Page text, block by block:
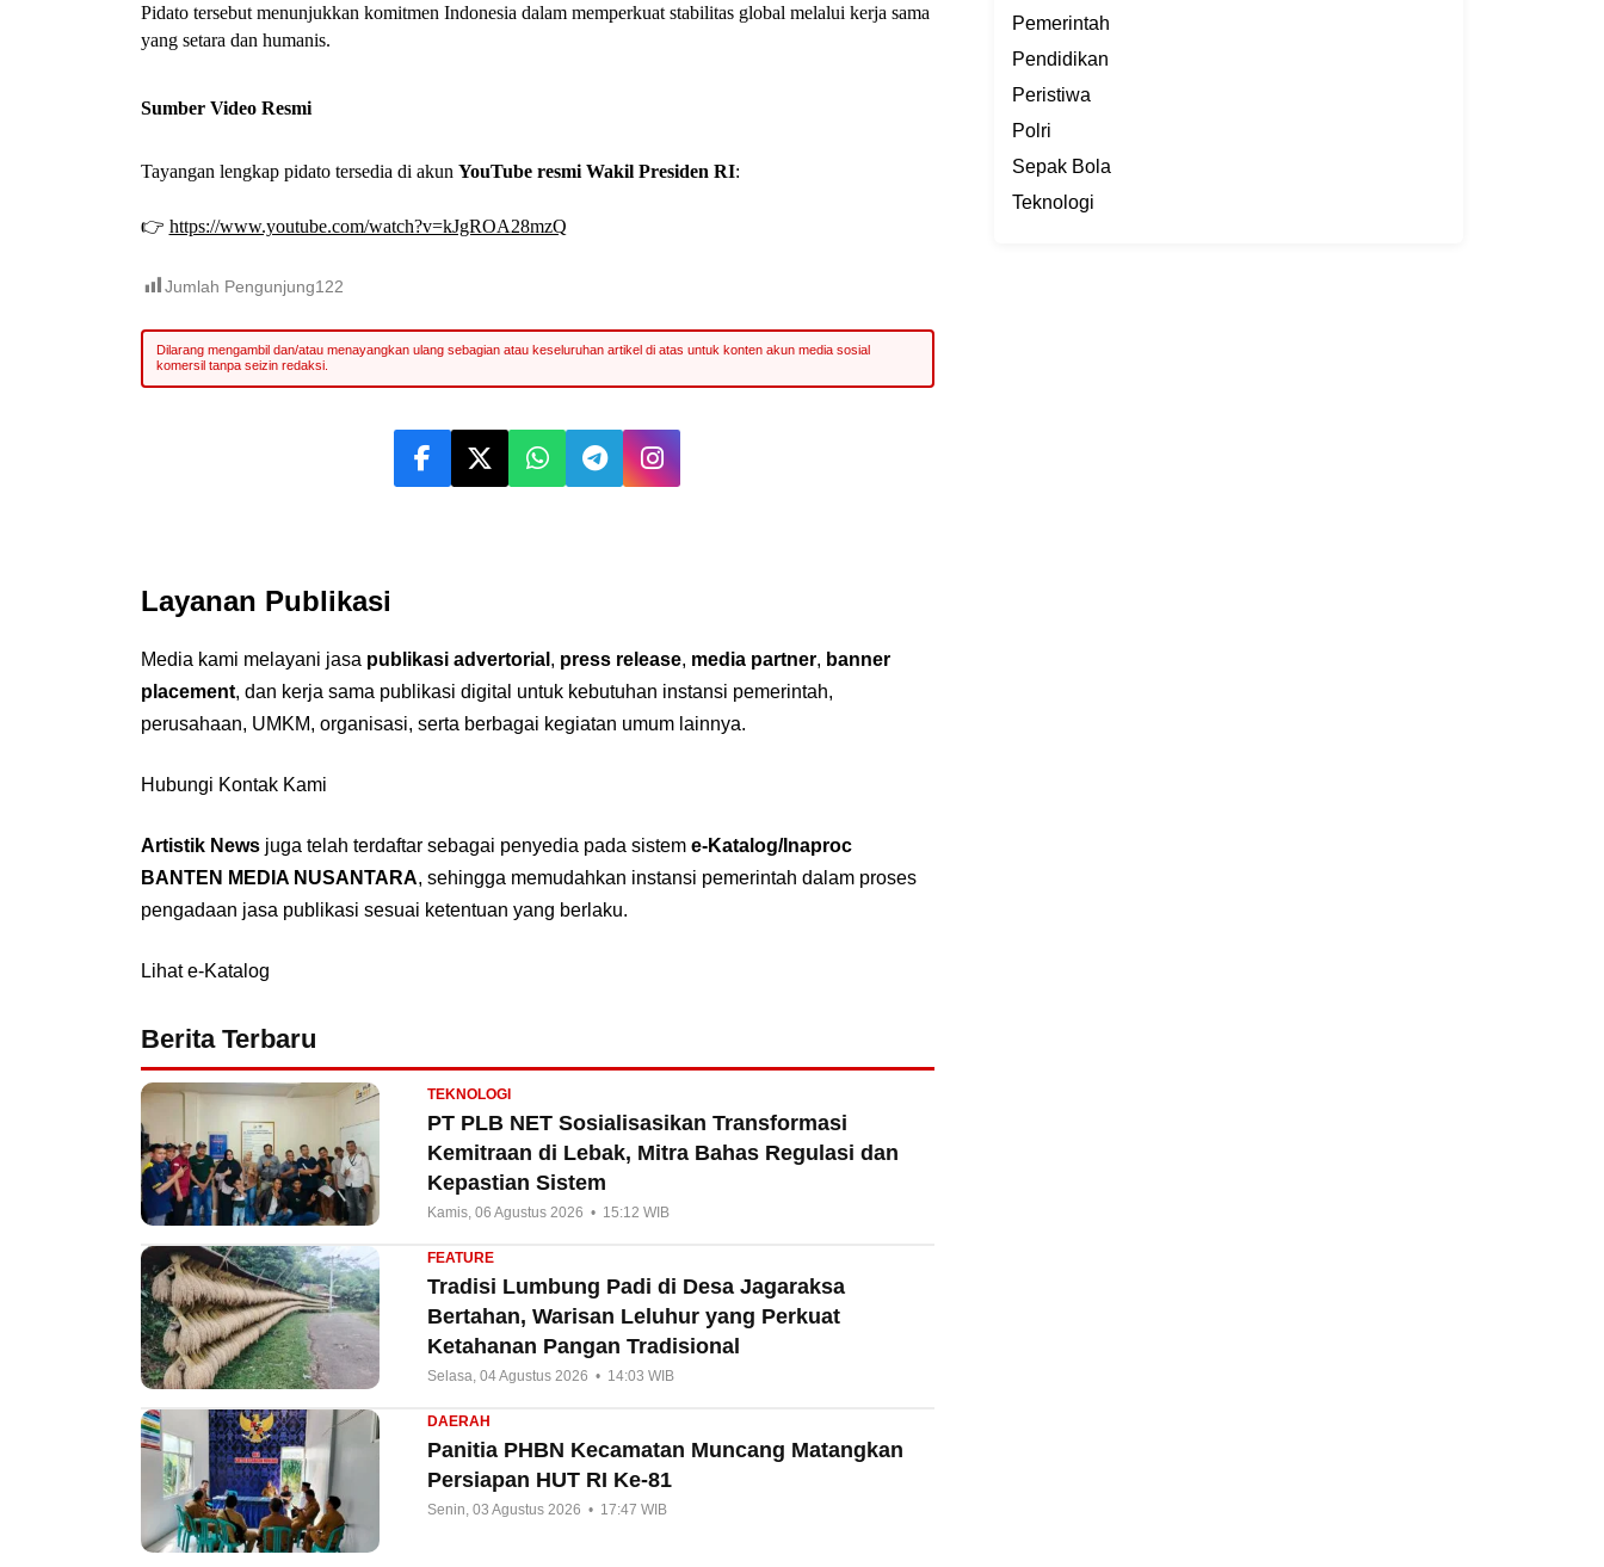
Pidato tersebut menunjukkan komitmen Indonesia dalam memperkuat stabilitas global melalui kerja sama
yang setara dan humanis.
Sumber Video Resmi
Tayangan lengkap pidato tersedia di akun YouTube resmi Wakil Presiden RI:
👉 https://www.youtube.com/watch?v=kJgROA28mzQ
Jumlah Pengunjung122
Layanan Publikasi
Media kami melayani jasa publikasi advertorial , press release, media partner, banner
placement, dan kerja sama publikasi digital untuk kebutuhan instansi pemerintah,
perusahaan, UMKM, organisasi, serta berbagai kegiatan umum lainnya.
Hubungi Kontak Kami
Artistik Newsjuga telah terdaftar sebagai penyedia pada sistem e-Katalog/Inaproc
BANTEN MEDIA NUSANTARA, sehingga memudahkan instansi pemerintah dalam proses
pengadaan jasa publikasi sesuai ketentuan yang berlaku.
Lihat e-Katalog
Berita Terbaru
TEKNOLOGI
PT PLB NET Sosialisasikan Transformasi
Kemitraan di Lebak, Mitra Bahas Regulasi dan
Kepastian Sistem
Kamis, 06 Agustus 2026 • 15:12 WIB
FEATURE
Tradisi Lumbung Padi di Desa Jagaraksa
Bertahan, Warisan Leluhur yang Perkuat
Ketahanan Pangan Tradisional
Selasa, 04 Agustus 2026 • 14:03 WIB
DAERAH
Panitia PHBN Kecamatan Muncang Matangkan
Persiapan HUT RI Ke-81
Senin, 03 Agustus 2026 • 17:47 WIB
Pemerintah
Pendidikan
Peristiwa
Polri
Sepak Bola
Teknologi